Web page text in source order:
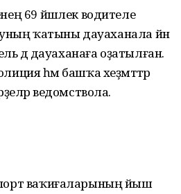
69 йәшлек водителе
уның ҡатыны дауаханала йән
дә дауаханаға оҙатылған.
һәм башҡа хеҙмәттәр
ведомствола.
ваҡиғаларының йыш